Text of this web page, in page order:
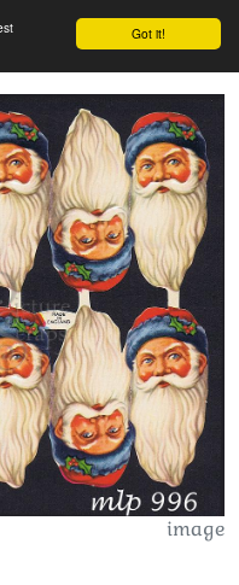
Got it!
image